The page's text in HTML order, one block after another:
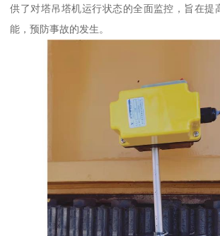
供了对塔吊塔机运行状态的全面监控，旨在提
能，预防事故的发生。